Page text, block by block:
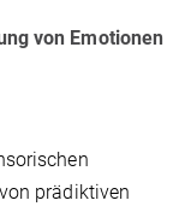
von Emotionen
prädiktiven